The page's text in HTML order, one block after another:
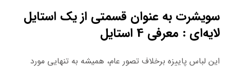
سویشرت به عنوان قسمتی از یک استایل
لایه‌ای : معرفی 4 استایل
این لباس پاییزه بر‌خلاف تصور عام، همیشه به تنهایی مورد